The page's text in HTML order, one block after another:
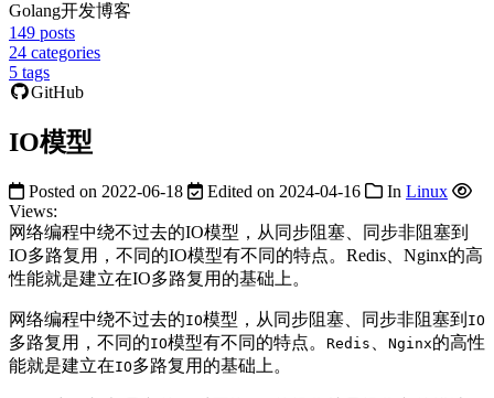
Golang开发博客
149 posts
24 categories
5 tags
GitHub
IO模型
Posted on 2022-06-18 Edited on 2024-04-16 In Linux
Views:
网络编程中绕不过去的IO模型，从同步阻塞、同步非阻塞到
IO多路复用，不同的IO模型有不同的特点。Redis、Nginx的高
性能就是建立在IO多路复用的基础上。
网络编程中绕不过去的IO模型，从同步阻塞、同步非阻塞到 IO
多路复用，不同的IO模型有不同的特点。 Redis Nginx的高性
能就是建立在IO多路复用的基础上。